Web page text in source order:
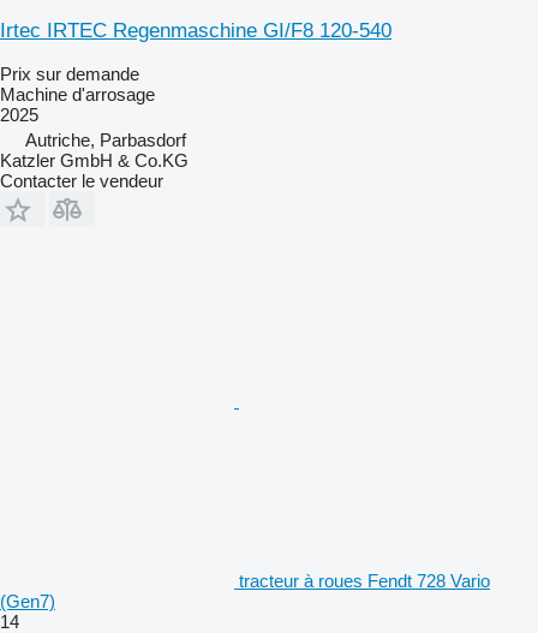
Irtec IRTEC Regenmaschine GI/F8 120-540
Prix sur demande
Machine d'arrosage
2025
Autriche, Parbasdorf
Katzler GmbH & Co.KG
Contacter le vendeur
tracteur à roues Fendt 728 Vario
(Gen7)
14